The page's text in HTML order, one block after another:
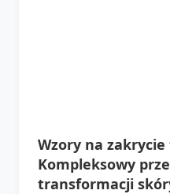
Wzory na
Kompleksowy
transformacji